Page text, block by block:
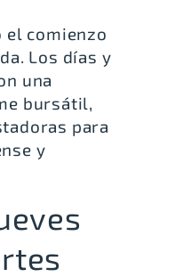
el comienzo
Los días y
una
bursátil,
para
y